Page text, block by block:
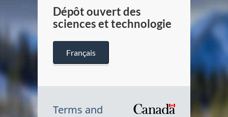
Dépôt ouvert des
sciences et technologie
Français
Terms and